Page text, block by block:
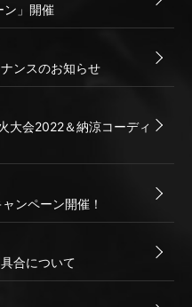
ン」開催
ンスのお知らせ
大会2022＆納涼コーディ
ンペーン開催！
合について